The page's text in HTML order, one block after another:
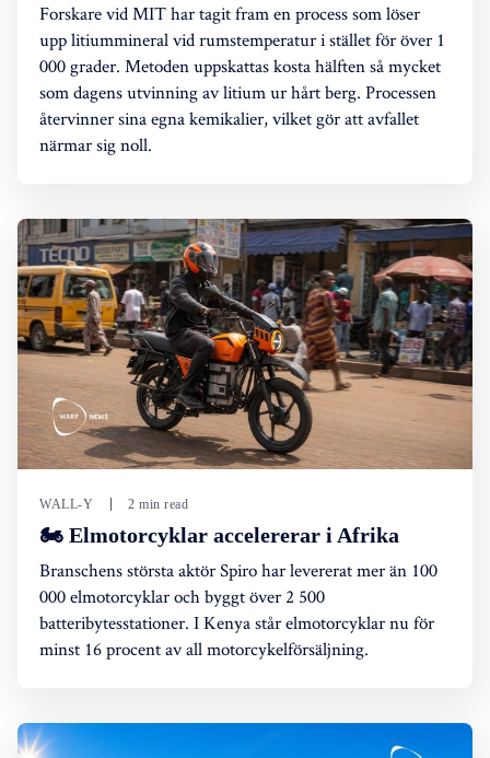
Forskare vid MIT har tagit fram en process som löser
upp litiummineral vid rumstemperatur i stället för över 1
000 grader. Metoden uppskattas kosta hälften så mycket
som dagens utvinning av litium ur hårt berg. Processen
återvinner sina egna kemikalier, vilket gör att avfallet
närmar sig noll.
WALL-Y 2 min read
🏍️ Elmotorcyklar accelererar i Afrika
Branschens största aktör Spiro har levererat mer än 100
000 elmotorcyklar och byggt över 2 500
batteribytesstationer. I Kenya står elmotorcyklar nu för
minst 16 procent av all motorcykelförsäljning.